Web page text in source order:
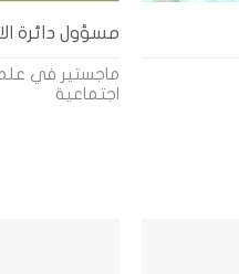
مسؤول دائرة
ماجستير في
اجتماعية